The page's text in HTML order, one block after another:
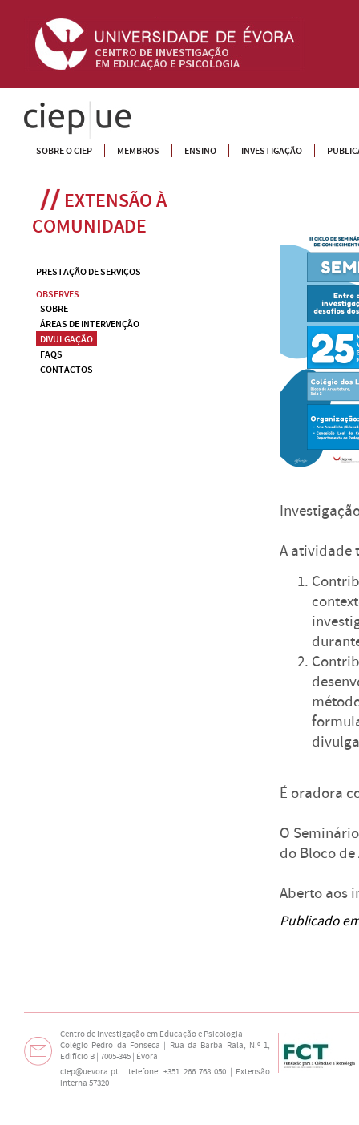
CIEP
SOBRE O CIEP MEMBROS ENSINO INVESTIGAÇÃO
EXTENSÃO À
COMUNIDADE
PRESTAÇÃO DE SERVIÇOS
OBSERVES
SOBRE
ÁREAS DE INTERVENÇÃO
DIVULGAÇÃO
FAQS
CONTACTOS
A atividade
É oradora
O
do Bloco
Aberto aos
Publicado
Centro de Investigação em Educação e Psicologia
Colégio Pedro da Fonseca | Rua da Barba Rala, N.º 1,
Edifício B | 7005-345 | Évora
ciep@uevora.pt | telefone: +351 266 768 050 | Extensão
interna 57320